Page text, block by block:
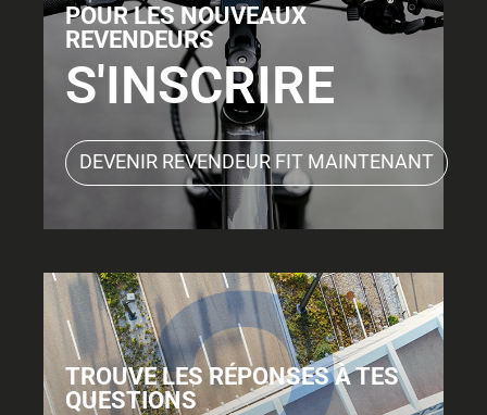
POUR LES NOUVEAUX
REVENDEURS
S'INSCRIRE
DEVENIR REVENDEUR FIT MAINTENANT
TROUVE LES RÉPONSES À TES
QUESTIONS